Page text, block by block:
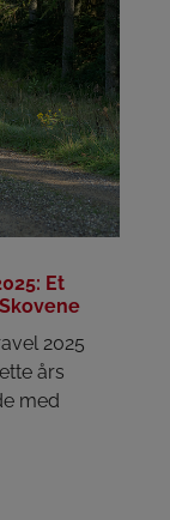
Et
2025
års
med